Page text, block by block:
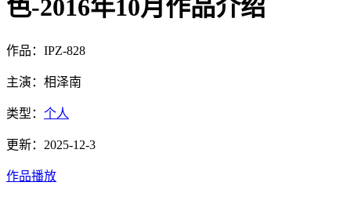
色-2016年10月作品介绍
作品：IPZ-828
主演：相泽南
类型： 个人
更新：2025-12-3
作品播放